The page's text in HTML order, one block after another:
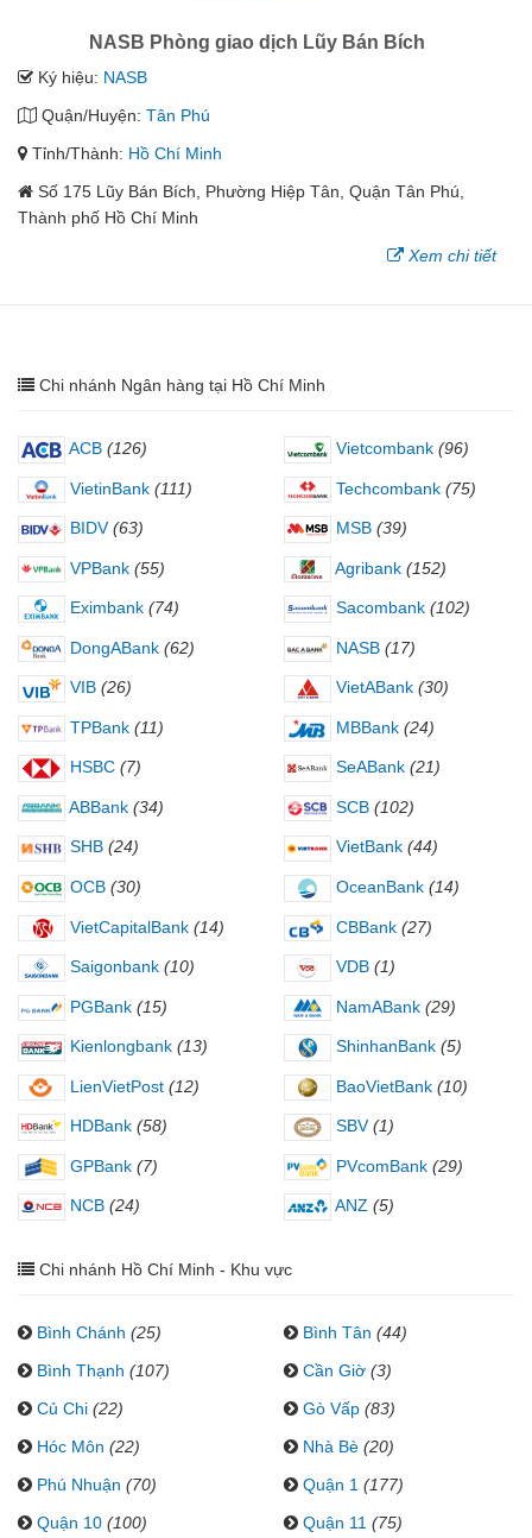
NASB Phòng giao dịch Lũy Bán Bích
Ký hiệu: NASB
Quận/Huyện: Tân Phú
Tỉnh/Thành: Hồ Chí Minh
Số 175 Lũy Bán Bích, Phường Hiệp Tân, Quận Tân Phú,
Thành phố Hồ Chí Minh
Xem chi tiết
Chi nhánh Ngân hàng tại Hồ Chí Minh
ACB (126) Vietcombank (96)
VietinBank (111) Techcombank (75)
BIDV (63) MSB (39)
VPBank (55) Agribank (152)
Eximbank (74) Sacombank (102)
DongABank (62) NASB (17)
VIB (26) VietABank (30)
TPBank (11) MBBank (24)
HSBC (7) SeABank (21)
ABBank (34) SCB (102)
SHB (24) VietBank (44)
OCB (30) OceanBank (14)
VietCapitalBank (14) CBBank (27)
Saigonbank (10) VDB (1)
PGBank (15) NamABank (29)
Kienlongbank (13) ShinhanBank (5)
LienVietPost (12) BaoVietBank (10)
HDBank (58) SBV (1)
GPBank (7) PVcomBank (29)
NCB (24) ANZ (5)
Chi nhánh Hồ Chí Minh - Khu vực
Bình Chánh (25) Bình Tân (44)
Bình Thạnh (107) Cần Giờ (3)
Củ Chi (22) Gò Vấp (83)
Hóc Môn (22) Nhà Bè (20)
Phú Nhuận (70) Quận 1 (177)
Quận 10 (100) Quận 11 (75)